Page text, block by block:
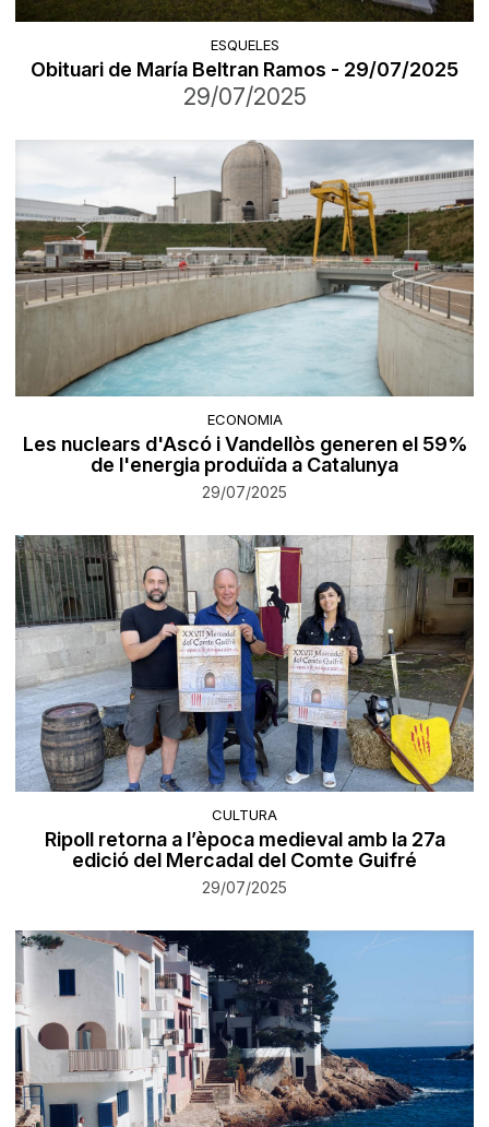
ESQUELES
Obituari de María Beltran Ramos - 29/07/2025
29/07/2025
ECONOMIA
Les nuclears d'Ascó i Vandellòs generen el 59%
de l'energia produïda a Catalunya
29/07/2025
CULTURA
Ripoll retorna a l’època medieval amb la 27a
edició del Mercadal del Comte Guifré
29/07/2025